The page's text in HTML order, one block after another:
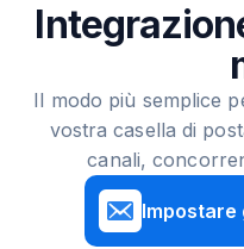
Il modo più semplice
vostra casella di
canali,
Impostare